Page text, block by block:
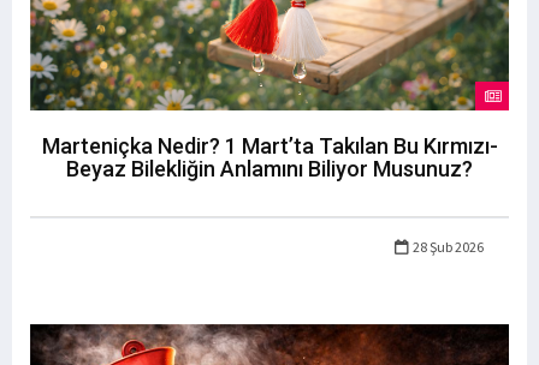
Marteniçka Nedir? 1 Mart’ta Takılan Bu Kırmızı-
Beyaz Bilekliğin Anlamını Biliyor Musunuz?
28 Şub 2026